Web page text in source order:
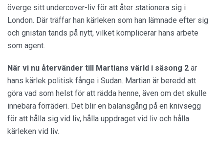
överge sitt undercover-liv för att åter stationera sig i
London. Där träffar han kärleken som han lämnade efter sig
och gnistan tänds på nytt, vilket komplicerar hans arbete
som agent.
När vi nu återvänder till Martians värld i säsong 2 är
hans kärlek politisk fånge i Sudan. Martian är beredd att
göra vad som helst för att rädda henne, även om det skulle
innebära förräderi. Det blir en balansgång på en knivsegg
för att hålla sig vid liv, hålla uppdraget vid liv och hålla
kärleken vid liv.